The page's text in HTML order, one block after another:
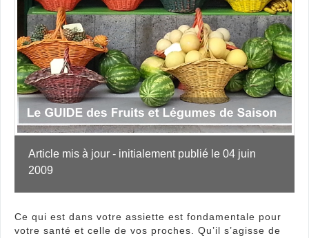
Article mis à jour - initialement publié le 04 juin
2009
Ce qui est dans votre assiette est fondamentale pour
votre santé et celle de vos proches. Qu’il s’agisse de